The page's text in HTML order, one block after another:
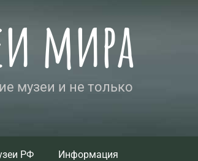
мира
музеи и не только
РФ Информация